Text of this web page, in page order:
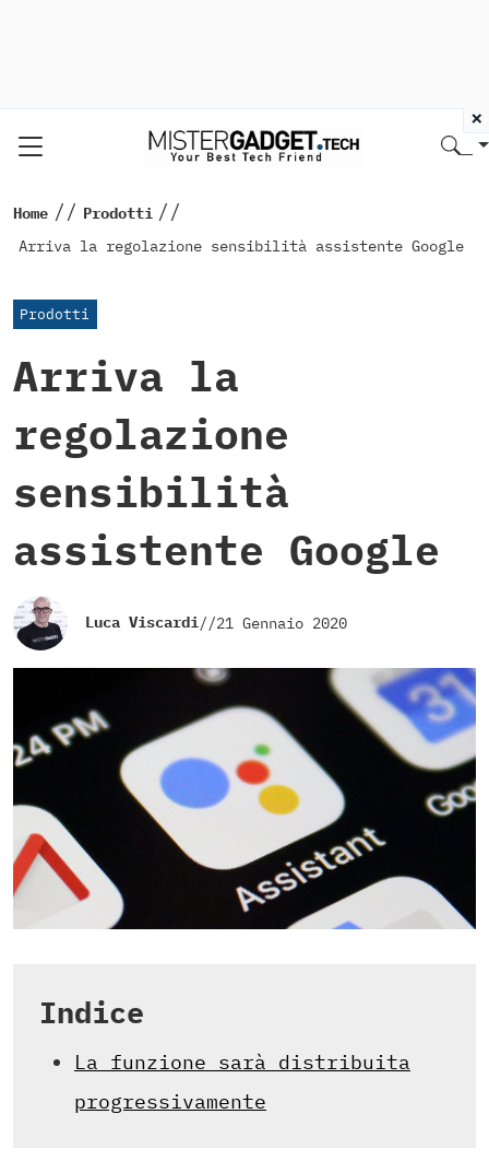
Home // Prodotti //
Arriva la regolazione sensibilità assistente Google
Prodotti
Arriva la
regolazione
sensibilità
assistente Google
Luca Viscardi//21 Gennaio 2020
Indice
La funzione sarà distribuita
progressivamente
×